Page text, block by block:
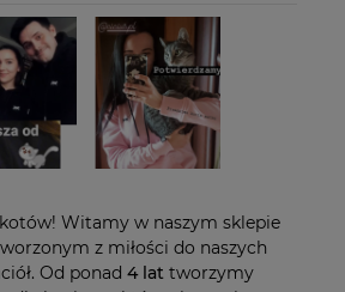
kotów! Witamy w naszym sklepie
z miłości do naszych
Od ponad 4 lat tworzymy